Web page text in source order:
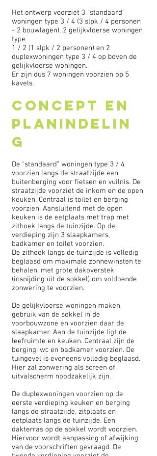
Het ontwerp voorziet 3 “standaard”
woningen type 3 / 4 (3 slpk / 4 personen
- 2 bouwlagen), 2 gelijkvloerse woningen
type
1 / 2 (1 slpk / 2 personen) en 2
duplexwoningen type 3 / 4 op boven de
gelijkvloerse woningen.
Er zijn dus 7 woningen voorzien op 5
kavels.
CONCEPT EN
PLANINDELIN
G
De “standaard” woningen type 3 / 4
voorzien langs de straatzijde een
buitenberging voor fietsen en vuilnis. De
straatzijde voorziet de inkom en de open
keuken. Centraal is toilet en berging
voorzien. Aansluitend met de open
keuken is de eetplaats met trap met
zithoek langs de tuinzijde. Op de
verdieping zijn 3 slaapkamers,
badkamer en toilet voorzien.
De zithoek langs de tuinzijde is volledig
beglaasd om maximale zonnewinsten te
behalen, met grote dakoverstek
(insnijding uit de sokkel) om voldoende
zonwering te voorzien.
De gelijkvloerse woningen maken
gebruik van de sokkel in de
voorbouwzone en voorzien daar de
slaapkamer. Aan de tuinzijde ligt de
leefruimte en keuken. Centraal zijn de
berging, wc en badkamer voorzien. De
tuingevel is eveneens volledig beglaasd.
Hier zal zonwering als screen of
uitvalscherm noodzakelijk zijn.
De duplexwoningen voorzien op de
eerste verdieping keuken en berging
langs de straatzijde, zitplaats en
eetplaats langs de tuinzijde. Een
dakterras op de sokkel wordt voorzien.
Hiervoor wordt aanpassing of afwijking
van de voorschriften gevraagd. De